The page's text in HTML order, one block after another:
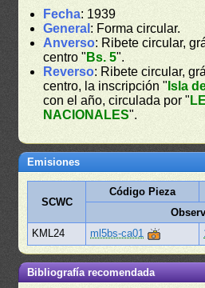
Fecha: 1939
General : Forma circular.
Anverso: Ribete circular,
centro " Bs. 5".
Reverso: Ribete circular,
centro, la inscripción " Isla
con el año, circulada por "
NACIONALES".
Emisiones
SCWC
Código Pieza
KML24
ml5bs-ca01
Bibliografía recomendada